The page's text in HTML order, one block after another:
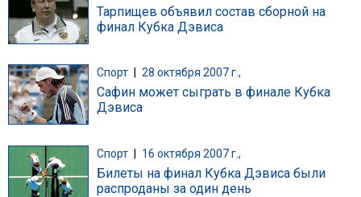
Тарпищев объявил состав сборной на
финал Кубка Дэвиса
Спорт 28 октября 2007 г.,
Сафин может сыграть в финале Кубка
Дэвиса
Спорт | 16 октября 2007 г.,
Билеты на финал Кубка Дэвиса были
распроданы за один день